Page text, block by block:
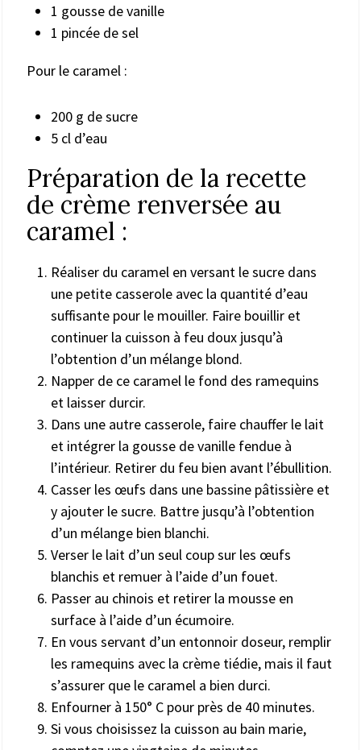
1 gousse de vanille
1 pincée de sel
Pour le caramel :
200 g de sucre
5 cl d’eau
Préparation de la recette
de crème renversée au
caramel :
Réaliser du caramel en versant le sucre dans
une petite casserole avec la quantité d’eau
suffisante pour le mouiller. Faire bouillir et
continuer la cuisson à feu doux jusqu’à
l’obtention d’un mélange blond.
Napper de ce caramel le fond des ramequins
et laisser durcir.
Dans une autre casserole, faire chauffer le lait
et intégrer la gousse de vanille fendue à
l’intérieur. Retirer du feu bien avant l’ébullition.
Casser les œufs dans une bassine pâtissière et
y ajouter le sucre. Battre jusqu’à l’obtention
d’un mélange bien blanchi.
Verser le lait d’un seul coup sur les œufs
blanchis et remuer à l’aide d’un fouet.
Passer au chinois et retirer la mousse en
surface à l’aide d’un écumoire.
En vous servant d’un entonnoir doseur, remplir
les ramequins avec la crème tiédie, mais il faut
s’assurer que le caramel a bien durci.
Enfourner à 150° C pour près de 40 minutes.
Si vous choisissez la cuisson au bain marie,